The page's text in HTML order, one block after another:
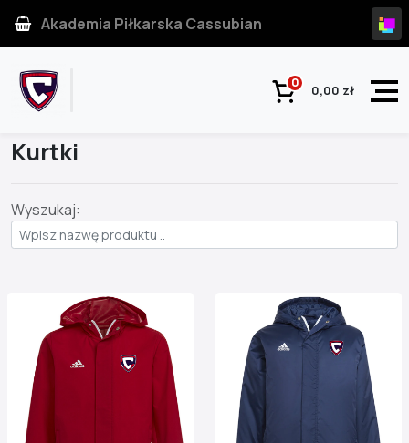
Akademia Piłkarska Cassubian
0 0,00 zł
Kurtki
Wyszukaj: